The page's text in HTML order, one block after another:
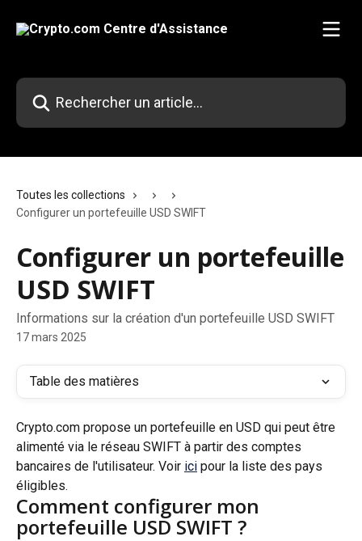
Rechercher un article...
Toutes les collections
Configurer un portefeuille USD SWIFT
Configurer un portefeuille
USD SWIFT
Informations sur la création d'un portefeuille USD SWIFT
17 mars 2025
Table des matières
Crypto.com propose un portefeuille en USD qui peut être
alimenté via le réseau SWIFT à partir des comptes
bancaires de l'utilisateur. Voir ici pour la liste des pays
éligibles.
Comment configurer mon
portefeuille USD SWIFT ?